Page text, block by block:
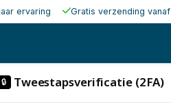
ervaring Gratis verzending vanaf
🔒 Tweestapsverificatie (2FA)